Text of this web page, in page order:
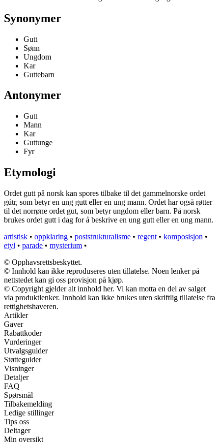
Synonymer
Gutt
Sønn
Ungdom
Kar
Guttebarn
Antonymer
Gutt
Mann
Kar
Guttunge
Fyr
Etymologi
Ordet gutt på norsk kan spores tilbake til det gammelnorske ordet
gútr, som betyr en ung gutt eller en ung mann. Ordet har også røtter
til det norrøne ordet gut, som betyr ungdom eller barn. På norsk
brukes ordet gutt i dag for å beskrive en ung gutt eller en ung mann.
artistisk • oppklaring • poststrukturalisme • regent • komposisjon •
etyl • parade • mysterium •
© Opphavsrettsbeskyttet.
© Innhold kan ikke reproduseres uten tillatelse. Noen lenker på
nettstedet kan gi oss provisjon på kjøp.
© Copyright gjelder alt innhold her. Vi kan motta en del av salget
via produktlenker. Innhold kan ikke brukes uten skriftlig tillatelse fra
rettighetshaveren.
Artikler
Gaver
Rabattkoder
Vurderinger
Utvalgsguider
Støtteguider
Visninger
Detaljer
FAQ
Spørsmål
Tilbakemelding
Ledige stillinger
Tips oss
Deltager
Min oversikt